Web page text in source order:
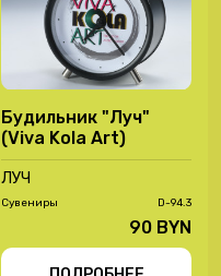
Будильник "Луч"
(Viva Kola Art)
ЛУЧ
Сувениры D-94.3
90 BYN